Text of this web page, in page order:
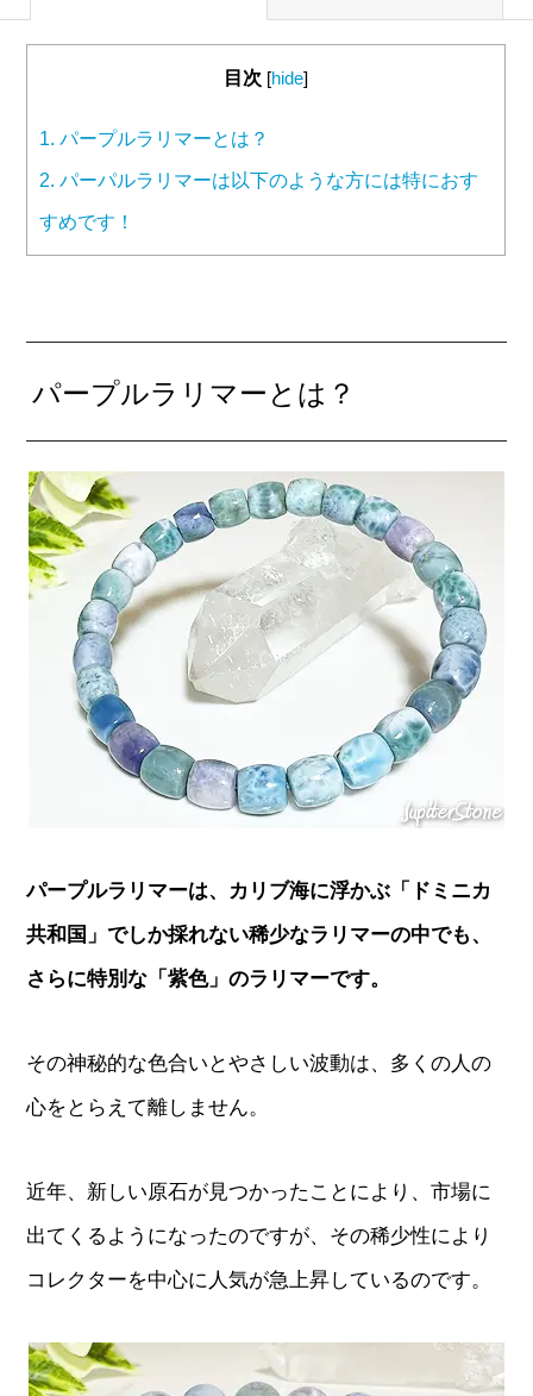
目次 [hide]
1. パープルラリマーとは？
2. パーパルラリマーは以下のような方には特におす
すめです！
パープルラリマーとは？
パープルラリマーは、カリブ海に浮かぶ「ドミニカ
共和国」でしか採れない稀少なラリマーの中でも、
さらに特別な「紫色」のラリマーです。
その神秘的な色合いとやさしい波動は、多くの人の
心をとらえて離しません。
近年、新しい原石が見つかったことにより、市場に
出てくるようになったのですが、その稀少性により
コレクターを中心に人気が急上昇しているのです。